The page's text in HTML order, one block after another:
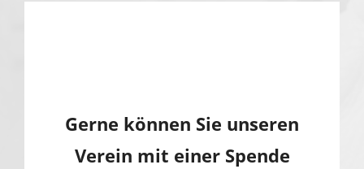
Gerne können Sie unseren
Verein mit einer Spende